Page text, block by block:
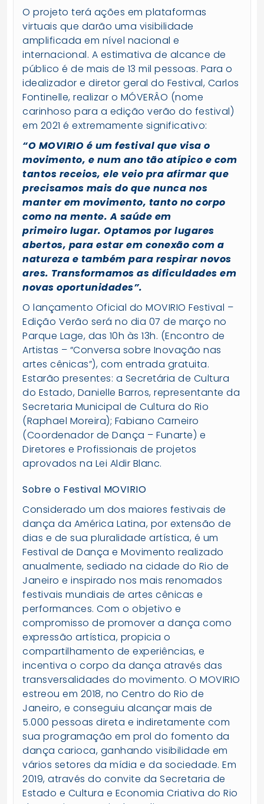
O projeto terá ações em plataformas
virtuais que darão uma visibilidade
amplificada em nível nacional e
internacional. A estimativa de alcance de
público é de mais de 13 mil pessoas. Para o
idealizador e diretor geral do Festival, Carlos
Fontinelle, realizar o MÓVERÂO (nome
carinhoso para a edição verão do festival)
em 2021 é extremamente significativo:
“O MOVIRIO é um festival que visa o
movimento, e num ano tão atípico e com
tantos receios, ele veio pra afirmar que
precisamos mais do que nunca nos
manter em movimento, tanto no corpo
como na mente. A saúde em
primeiro lugar. Optamos por lugares
abertos, para estar em conexão com a
natureza e também para respirar novos
ares. Transformamos as dificuldades em
novas oportunidades”.
O lançamento Oficial do MOVIRIO Festival –
Edição Verão será no dia 07 de março no
Parque Lage, das 10h às 13h. (Encontro de
Artistas – “Conversa sobre Inovação nas
artes cênicas”), com entrada gratuita.
Estarão presentes: a Secretária de Cultura
do Estado, Danielle Barros, representante da
Secretaria Municipal de Cultura do Rio
(Raphael Moreira); Fabiano Carneiro
(Coordenador de Dança – Funarte) e
Diretores e Profissionais de projetos
aprovados na Lei Aldir Blanc.
Sobre o Festival MOVIRIO
Considerado um dos maiores festivais de
dança da América Latina, por extensão de
dias e de sua pluralidade artística, é um
Festival de Dança e Movimento realizado
anualmente, sediado na cidade do Rio de
Janeiro e inspirado nos mais renomados
festivais mundiais de artes cênicas e
performances. Com o objetivo e
compromisso de promover a dança como
expressão artística, propicia o
compartilhamento de experiências, e
incentiva o corpo da dança através das
transversalidades do movimento. O MOVIRIO
estreou em 2018, no Centro do Rio de
Janeiro, e conseguiu alcançar mais de
5.000 pessoas direta e indiretamente com
sua programação em prol do fomento da
dança carioca, ganhando visibilidade em
vários setores da mídia e da sociedade. Em
2019, através do convite da Secretaria de
Estado e Cultura e Economia Criativa do Rio